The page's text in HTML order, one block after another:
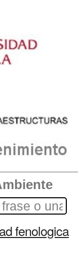
fenologica